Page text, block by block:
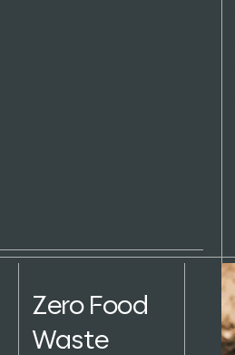
Zero Food
Waste